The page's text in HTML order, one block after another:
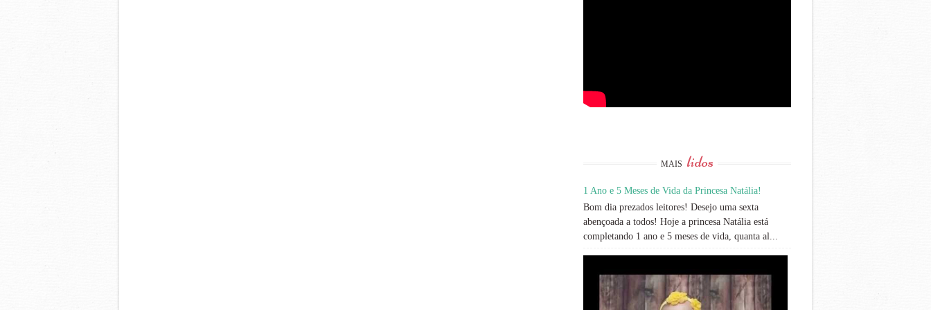
MAIS lidos
1 Ano e 5 Meses de Vida da Princesa Natália!
Bom dia prezados leitores! Desejo uma sexta
abençoada a todos! Hoje a princesa Natália está
completando 1 ano e 5 meses de vida, quanta al...